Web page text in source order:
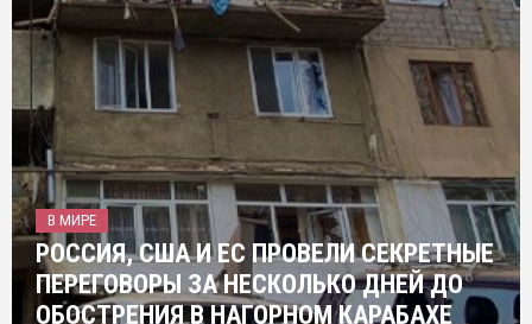
В МИРЕ
РОССИЯ, США И ЕС ПРОВЕЛИ СЕКРЕТНЫЕ
ПЕРЕГОВОРЫ ЗА НЕСКОЛЬКО ДНЕЙ ДО
ОБОСТРЕНИЯ В НАГОРНОМ КАРАБАХЕ